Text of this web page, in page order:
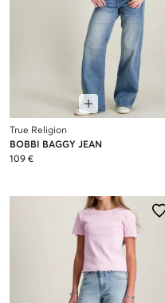
True Religion
BOBBI BAGGY JEAN
109 €